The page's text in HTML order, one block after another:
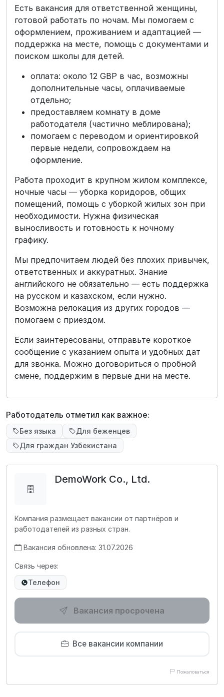
Есть вакансия для ответственной женщины,
готовой работать по ночам. Мы помогаем с
оформлением, проживанием и адаптацией —
поддержка на месте, помощь с документами и
поиском школы для детей.
оплата: около 12 GBP в час, возможны
дополнительные часы, оплачиваемые
отдельно;
предоставляем комнату в доме
работодателя (частично меблирована);
помогаем с переводом и ориентировкой
первые недели, сопровождаем на
оформление.
Работа проходит в крупном жилом комплексе,
ночные часы — уборка коридоров, общих
помещений, помощь с уборкой жилых зон при
необходимости. Нужна физическая
выносливость и готовность к ночному
графику.
Мы предпочитаем людей без плохих привычек,
ответственных и аккуратных. Знание
английского не обязательно — есть поддержка
на русском и казахском, если нужно.
Возможна релокация из других городов —
помогаем с приездом.
Если заинтересованы, отправьте короткое
сообщение с указанием опыта и удобных дат
для звонка. Можно договориться о пробной
смене, поддержим в первые дни на месте.
Работодатель отметил как важное:
Без языка
Для беженцев
Для граждан Узбекистана
DemoWork Co., Ltd.
Компания размещает вакансии от партнёров и
работодателей из разных стран.
Вакансия обновлена: 31.07.2026
Связь через:
Телефон
Вакансия просрочена
Все вакансии компании
Пожаловаться